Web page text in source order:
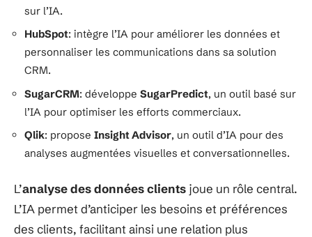
sur l’IA.
HubSpot: intègre l’IA pour améliorer les données et
personnaliser les communications dans sa solution
CRM.
SugarCRM: développe SugarPredict, un outil basé sur
l’IA pour optimiser les efforts commerciaux.
Qlik: propose Insight Advisor, un outil d’IA pour des
analyses augmentées visuelles et conversationnelles.
L’analyse des données clients joue un rôle central.
L’IA permet d’anticiper les besoins et préférences
des clients, facilitant ainsi une relation plus